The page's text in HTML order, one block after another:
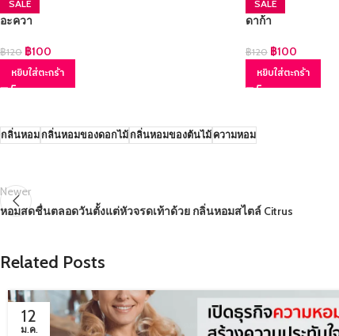
SALE
อะควา
฿120 ฿100
หยิบใส่ตะกร้า
SALE
ดาก้า
฿120 ฿100
หยิบใส่ตะกร้า
กลิ่นหอมกลิ่นหอมของดอกไม้กลิ่นหอมของต้นไม้ความหอม
Newer
หอมสดชื่นตลอดวันตั้งแต่หัวจรดเท้าด้วย กลิ่นหอมสไตล์ Citrus
Related Posts
12
ม.ค.